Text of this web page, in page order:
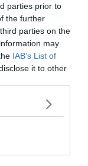
parties prior to
the further
parties on the
may
IAB’s List of
it to other
et
la ville.
canal offre une
pouvezadmirer
et la nature
de près
de Bruges,
C’est une
le passé de la